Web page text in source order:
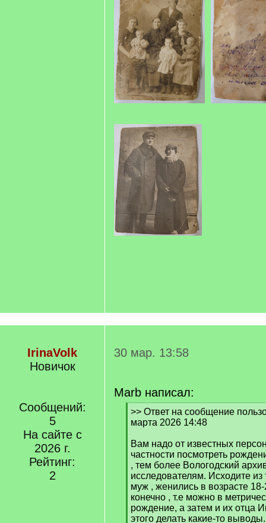
IrinaVolk
Новичок
Сообщений:
5
На сайте с
2026 г.
Рейтинг:
2
30 мар. 13:58
Marb написал:
[
q
>> Ответ на сообщение
марта 2026 14:48
Вам надо от известных
частности посмотреть
, тем более Вологодский
исследователям. Исходите из
муж , женились в возрасте
конечно , т.е можно в
рождение, а затем и их отца
этого делать какие-то